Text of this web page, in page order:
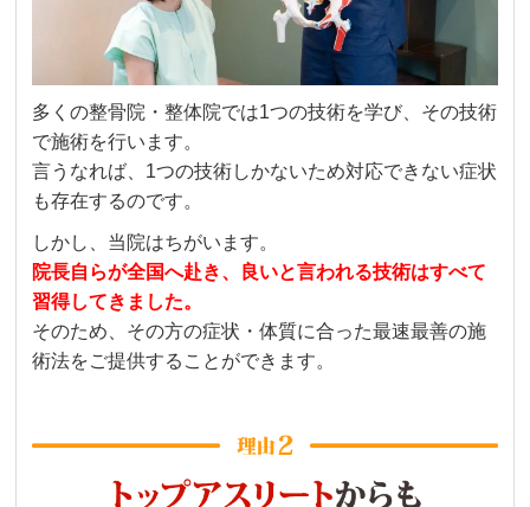
多くの整骨院・整体院では1つの技術を学び、その技術
で施術を行います。
言うなれば、1つの技術しかないため対応できない症状
も存在するのです。
しかし、当院はちがいます。
院長自らが全国へ赴き、良いと言われる技術はすべて
習得してきました。
そのため、その方の症状・体質に合った最速最善の施
術法をご提供することができます。